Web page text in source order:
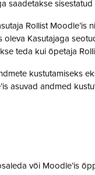
saadetakse
Rollist
oleva Kasutajaga
teda kui õpetaja
kustutamiseks
asuvad andmed
või Moodle’is